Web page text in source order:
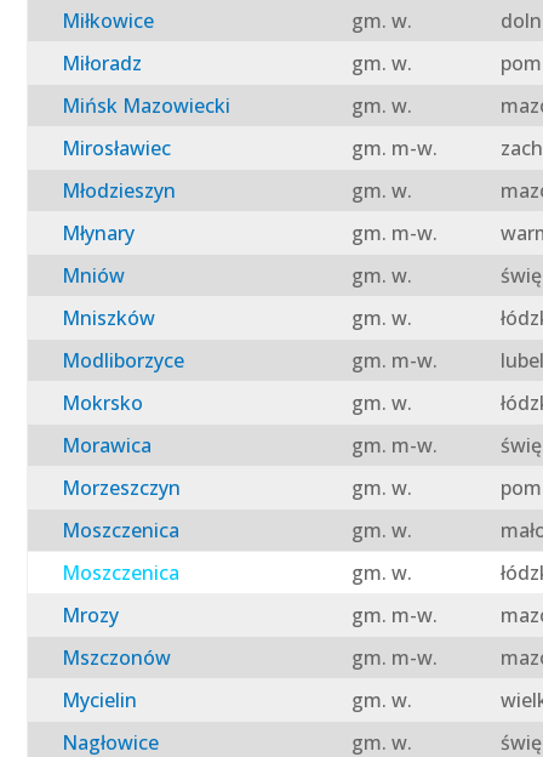
Miłkowice
gm. w.
Miłoradz
gm. w.
Mińsk Mazowiecki
gm. w.
Mirosławiec
gm. m-w.
Młodzieszyn
gm. w.
Młynary
gm. m-w.
Mniów
gm. w.
Mniszków
gm. w.
Modliborzyce
gm. m-w.
Mokrsko
gm. w.
Morawica
gm. m-w.
Morzeszczyn
gm. w.
Moszczenica
gm. w.
Moszczenica
gm. w.
Mrozy
gm. m-w.
Mszczonów
gm. m-w.
Mycielin
gm. w.
Nagłowice
gm. w.